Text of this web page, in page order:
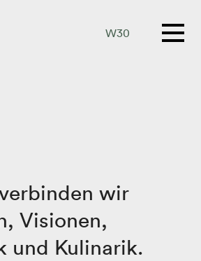
W30
wir
Visionen,
und Kulinarik.